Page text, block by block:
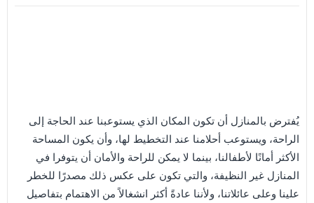
يُفترض بالمنازل أن تكون المكان الذي يستوعبنا عند الحاجة إلى
الراحة، ويستوعب أحلامنا عند التخطيط لها، وأن يكون المساحة
الأكثر أمانًا لأطفالنا، بينما لا يمكن للراحة والأمان أن يتوفرا في
المنازل غير النظيفة، والتي تكون على عكس ذلك مصدرًا للخطر
علينا وعلى عائلاتنا، ولأننا عادةً أكثر انشغالاً من الاهتمام بتفاصيل